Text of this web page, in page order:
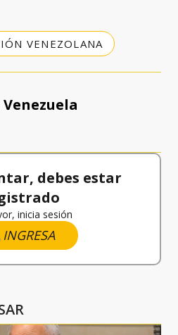
VENEZOLANA
debes estar
inicia sesión
INGRESA